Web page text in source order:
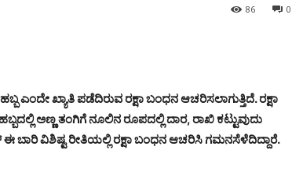
0
86
ಖ್ಯಾತಿ ಪಡೆದಿರುವ ರಕ್ಷಾ ಬಂಧನ ಆಚರಿಸಲಾಗುತ್ತಿದೆ. ರಕ್ಷಾ
ಅಣ್ಣ ತಂಗಿಗೆ ನೂಲಿನ ರೂಪದಲ್ಲಿ ದಾರ, ರಾಖಿ ಕಟ್ಟುವುದು
ವಿಶಿಷ್ಟ ರೀತಿಯಲ್ಲಿ ರಕ್ಷಾ ಬಂಧನ ಆಚರಿಸಿ ಗಮನಸೆಳೆದಿದ್ದಾರೆ.